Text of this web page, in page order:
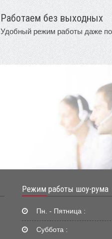
Работаем без выходных
Удобный режим работы даже по
Режим работы шоу-рума
Пн. - Пятница :
Суббота :